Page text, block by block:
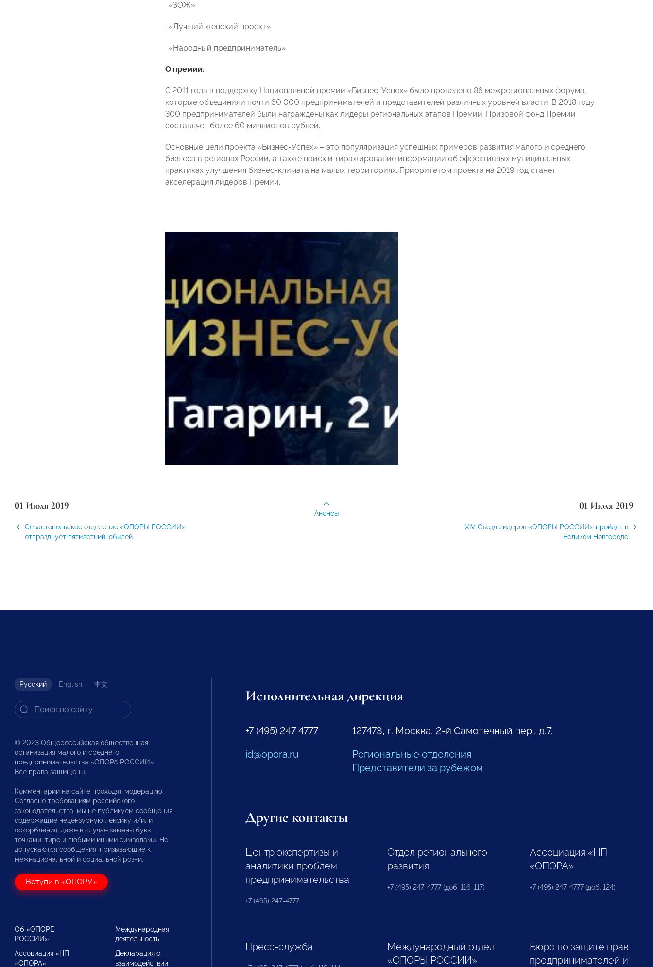
· «ЗОЖ»
· «Лучший женский проект»
· «Народный предприниматель»
О премии:
С 2011 года в поддержку Национальной премии «Бизнес-Успех» было проведено 86 межрегиональных форума,
которые объединили почти 60 000 предпринимателей и представителей различных уровней власти. В 2018 году
300 предпринимателей были награждены как лидеры региональных этапов Премии. Призовой фонд Премии
составляет более 60 миллионов рублей.
Основные цели проекта «Бизнес-Успех» – это популяризация успешных примеров развития малого и среднего
бизнеса в регионах России, а также поиск и тиражирование информации об эффективных муниципальных
практиках улучшения бизнес-климата на малых территориях. Приоритетом проекта на 2019 год станет
акселерация лидеров Премии.
01 Июля 2019
Севастопольское отделение «ОПОРЫ РОССИИ»
отпразднует пятилетний юбилей
01 Июля 2019
XIV Съезд лидеров «ОПОРЫ РОССИИ» пройдет в
Великом Новгороде
Анонсы
Русский English 中文
© 2023 Общероссийская общественная
организация малого и среднего
предпринимательства «ОПОРА РОССИИ».
Все права защищены.
Комментарии на сайте проходят модерацию.
Согласно требованиям российского
законодательства, мы не публикуем сообщения,
содержащие нецензурную лексику и/или
оскорбления, даже в случае замены букв
точками, тире и любыми иными символами. Не
допускаются сообщения, призывающие к
межнациональной и социальной розни.
Вступи в «ОПОРУ»
Об «ОПОРЕ
РОССИИ»
Ассоциация «НП
«ОПОРА»
Международная
деятельность
Декларация о
взаимодействии
Исполнительная дирекция
+7 (495) 247 4777
id@opora.ru
127473, г. Москва, 2-й Самотечный пер., д.7.
Региональные отделения
Представители за рубежом
Другие контакты
Центр экспертизы и
аналитики проблем
предпринимательства
+7 (495) 247-4777
Отдел регионального
развития
+7 (495) 247-4777 (доб. 116, 117)
Ассоциация «НП
«ОПОРА»
+7 (495) 247-4777 (доб. 124)
Пресс-служба
Международный отдел
«ОПОРЫ РОССИИ»
Бюро по защите прав
предпринимателей и